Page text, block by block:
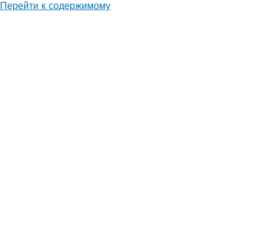
Перейти к содержимому